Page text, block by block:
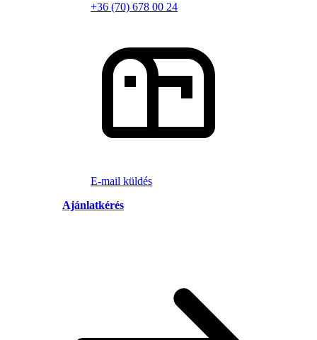
+36 (70) 678 00 24
E-mail küldés
Ajánlatkérés